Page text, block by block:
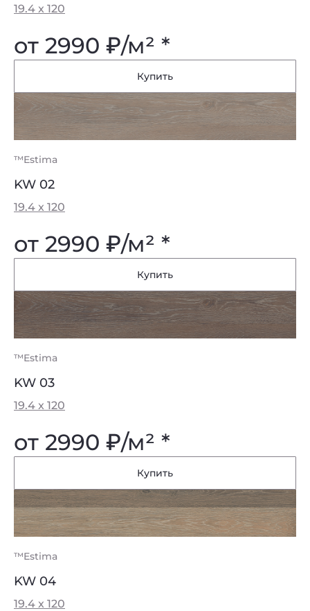
19.4 x 120
от 2990 ₽/м² *
Купить
™Estima
KW 02
19.4 x 120
от 2990 ₽/м² *
Купить
™Estima
KW 03
19.4 x 120
от 2990 ₽/м² *
Купить
™Estima
KW 04
19.4 x 120